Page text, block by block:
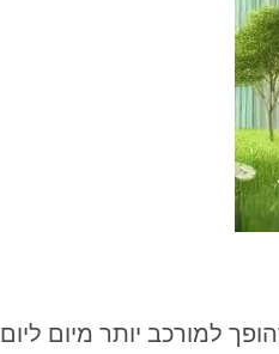
למורכב יותר מיום ליום